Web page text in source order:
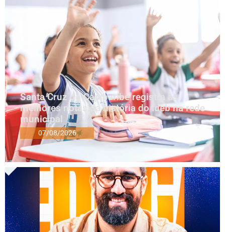
Santa Cruz do Capibaribe registra as
melhores notas da história do Ideb na rede
municipal
07/08/2026